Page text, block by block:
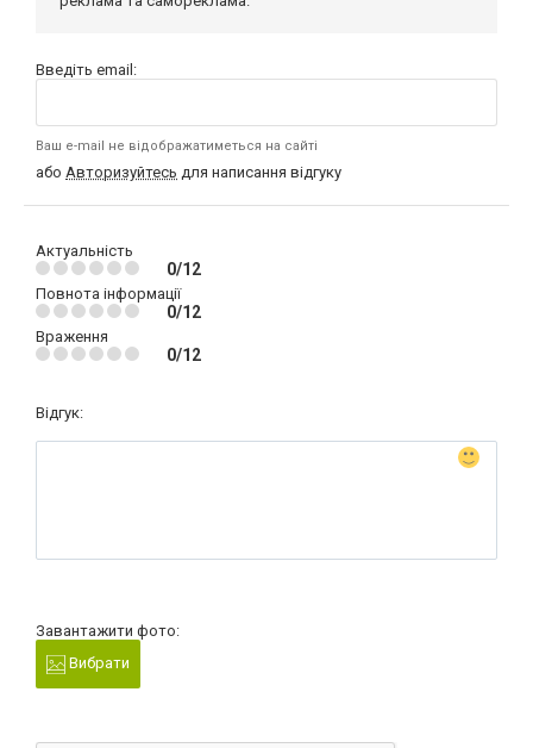
Введіть email:
Ваш e-mail не відображатиметься на сайті
або Авторизуйтесь для написання відгуку
Актуальність
0/12
Повнота інформації
0/12
Враження
0/12
Відгук:
Завантажити фото:
Вибрати